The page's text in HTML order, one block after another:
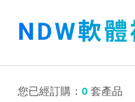
您已經訂購： 0 套產品